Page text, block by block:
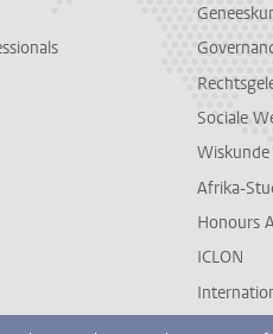
Sociale
Afrika-
Honours
ICLON